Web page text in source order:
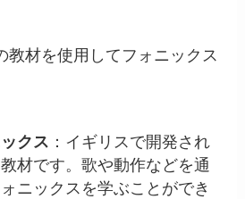
教材を使用してフォニックス
クス ：イギリスで開発され
材です。歌や動作などを通
ニックスを学ぶことができ